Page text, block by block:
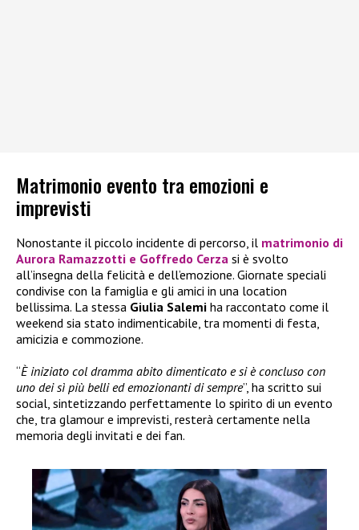
Matrimonio evento tra emozioni e
imprevisti
Nonostante il piccolo incidente di percorso, il matrimonio di
Aurora Ramazzotti e Goffredo Cerza si è svolto
all’insegna della felicità e dell’emozione. Giornate speciali
condivise con la famiglia e gli amici in una location
bellissima. La stessa Giulia Salemi ha raccontato come il
weekend sia stato indimenticabile, tra momenti di festa,
amicizia e commozione.
“È iniziato col dramma abito dimenticato e si è concluso con
uno dei sì più belli ed emozionanti di sempre”, ha scritto sui
social, sintetizzando perfettamente lo spirito di un evento
che, tra glamour e imprevisti, resterà certamente nella
memoria degli invitati e dei fan.